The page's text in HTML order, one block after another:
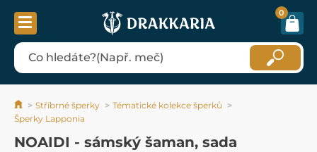
0
Stříbrné šperky
Tématické kolekce šperků
Šperky Lapponia
NOAIDI - sámský šaman, sada